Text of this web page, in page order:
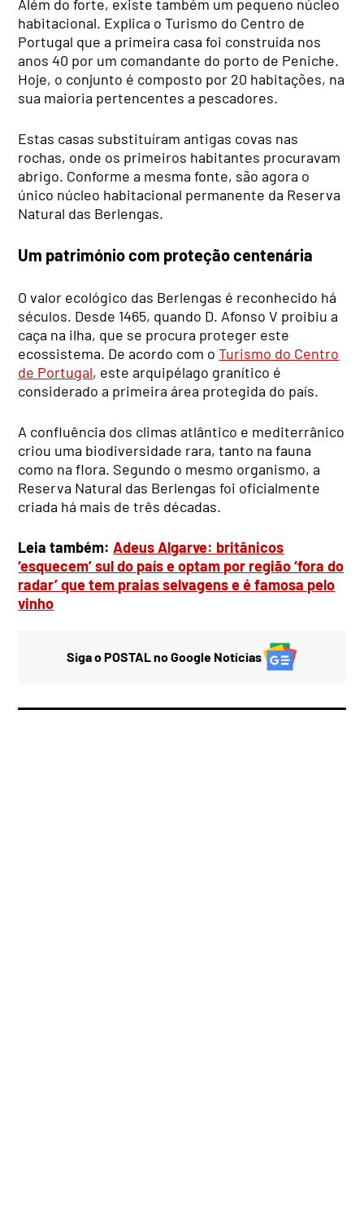
Além do forte, existe também um pequeno núcleo
habitacional. Explica o Turismo do Centro de
Portugal que a primeira casa foi construída nos
anos 40 por um comandante do porto de Peniche.
Hoje, o conjunto é composto por 20 habitações, na
sua maioria pertencentes a pescadores.
Estas casas substituíram antigas covas nas
rochas, onde os primeiros habitantes procuravam
abrigo. Conforme a mesma fonte, são agora o
único núcleo habitacional permanente da Reserva
Natural das Berlengas.
Um património com proteção centenária
O valor ecológico das Berlengas é reconhecido há
séculos. Desde 1465, quando D. Afonso V proibiu a
caça na ilha, que se procura proteger este
ecossistema. De acordo com oTurismo do Centro
de Portugal, este arquipélago granítico é
considerado a primeira área protegida do país.
A confluência dos climas atlântico e mediterrânico
criou uma biodiversidade rara, tanto na fauna
como na flora. Segundo o mesmo organismo, a
Reserva Natural das Berlengas foi oficialmente
criada há mais de três décadas.
Leia também:Adeus Algarve: britânicos
‘esquecem’ sul do país e optam por região ‘fora do
radar’ que tem praias selvagens e é famosa pelo
vinho
Siga o POSTAL no Google Notícias